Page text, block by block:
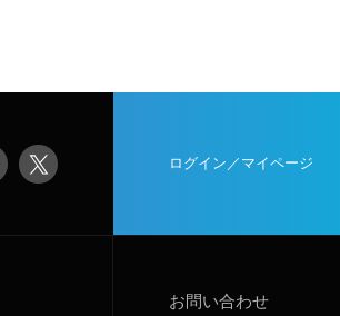
ログイン／マイページ
お問い合わせ